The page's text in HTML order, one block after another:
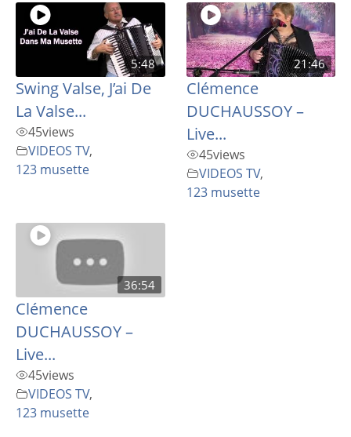
5:48
Swing Valse, J’ai De
La Valse...
45views
VIDEOS TV,
123 musette
21:46
Clémence
DUCHAUSSOY –
Live...
45views
VIDEOS TV,
123 musette
36:54
Clémence
DUCHAUSSOY –
Live...
45views
VIDEOS TV,
123 musette